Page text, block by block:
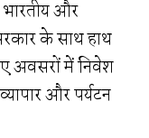
और
के साथ हाथ
अवसरों में निवेश
और पर्यटन